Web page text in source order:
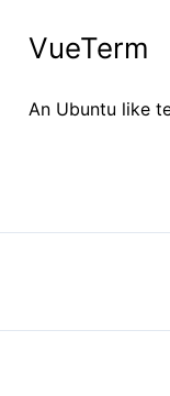
VueTerm
An Ubuntu like